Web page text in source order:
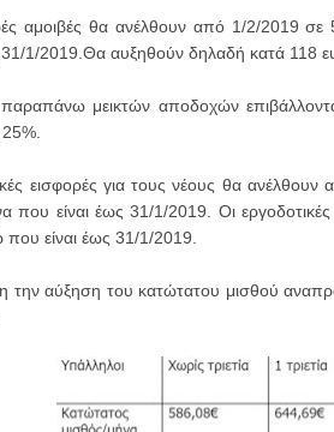
αμοιβές θα ανέλθουν από 1/2/2019
31/1/2019.Θα αυξηθούν δηλαδή κατά 118
μεικτών αποδοχών
εισφορές για τους νέους θα
που είναι έως 31/1/2019. Οι
είναι έως 31/1/2019.
την αύξηση του κατώτατου μισθού